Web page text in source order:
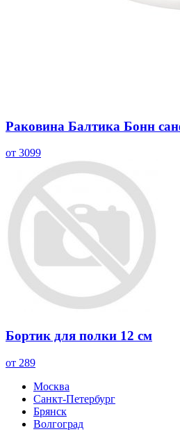
Раковина Балтика Бонн
от 3099
Бортик для полки 12 см
от 289
Москва
Санкт-Петербург
Брянск
Волгоград